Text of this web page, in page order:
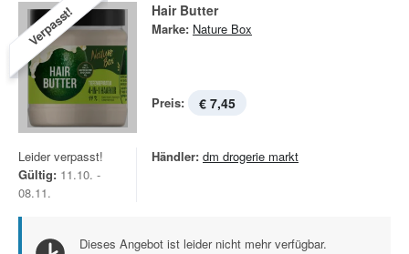
Verpasst! Hair Butter
Marke: Nature Box
Preis: € 7,45
Leider verpasst!
Gültig: 11.10. -
08.11.
Händler: dm drogerie markt
Dieses Angebot ist leider nicht mehr verfügbar.